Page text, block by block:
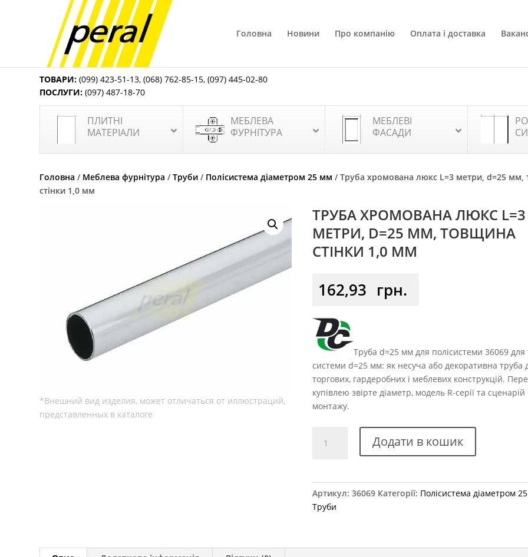
Головна Новини Про компанію Оплата і доставка
ТОВАРИ: (099) 423-51-13,(068) 762-85-15,(097) 445-02-80
ПОСЛУГИ: (097) 487-18-70
ПЛИТНІ
МАТЕРІАЛИ
МЕБЛЕВА
ФУРНІТУРА
МЕБЛЕВІ
ФАСАДИ
Головна / Меблева фурнітура /Труби / Полісистема діаметром 25 мм / Труба хромована люкс L=3 метри, d=25 мм,
стінки 1,0 мм
ТРУБА ХРОМОВАНА ЛЮКС L=3
МЕТРИ, D=25 ММ, ТОВЩИНА
СТІНКИ 1,0 ММ
162,93 грн.
Труба d=25 мм для полісистеми 36069 для
системи d=25 мм: як несуча або декоративна труба
торгових, гардеробних і меблевих конструкцій.
купівлею звірте діаметр, модель R-серії та сценарій
монтажу.
хромована
d=25
мм,
Додати в кошик
Артикул:36069 Категорії: Полісистема діаметром
Труби